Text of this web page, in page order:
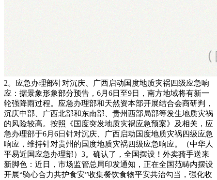
2。应急办理部针对沉庆、广西启动国度地质灾祸四级应急响
应：据景象形象部分预告，6月6日至9日，南方地域将有新一
轮强降雨过程。应急办理部和天然资本部开展结合会商研判，
沉庆中部、广西北部和东南部、贵州西部局部等发生地质灾祸
的风险较高。按照《国度突发地质灾祸应急预案》及相关，应
急办理部于6月6日针对沉庆、广西启动国度地质灾祸四级应急
响应，维持针对贵州的国度地质灾祸四级应急响应。（中华人
平易近国应急办理部）3。确认了，全国摆设！外卖骑手送来
新脚色：近日，市场监管总局印发通知，正在全国范畴内摆设
开展“骑心合力共护食安”收集餐饮食物平安共治勾当，强化收